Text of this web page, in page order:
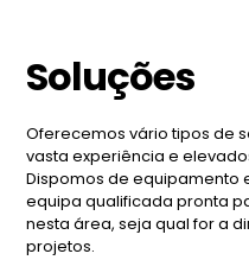
Soluções
Oferecemos vário tipos de
vasta experiência e
Dispomos de equipamento
equipa qualificada pronta
nesta área, seja qual for a
projetos.